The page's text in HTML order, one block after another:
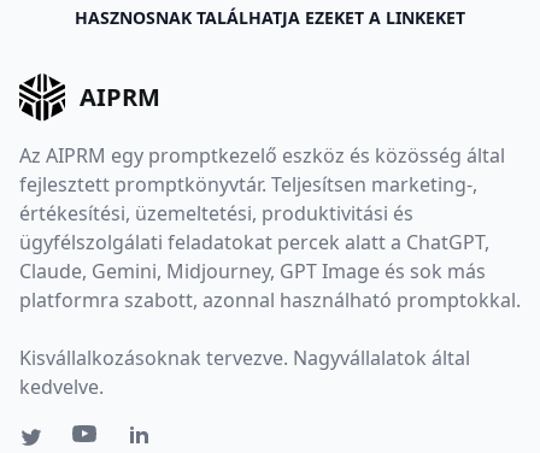
HASZNOSNAK TALÁLHATJA EZEKET A LINKEKET
AIPRM
Az AIPRM egy promptkezelő eszköz és közösség által
fejlesztett promptkönyvtár. Teljesítsen marketing-,
értékesítési, üzemeltetési, produktivitási és
ügyfélszolgálati feladatokat percek alatt a ChatGPT,
Claude, Gemini, Midjourney, GPT Image és sok más
platformra szabott, azonnal használható promptokkal.
Kisvállalkozásoknak tervezve. Nagyvállalatok által
kedvelve.